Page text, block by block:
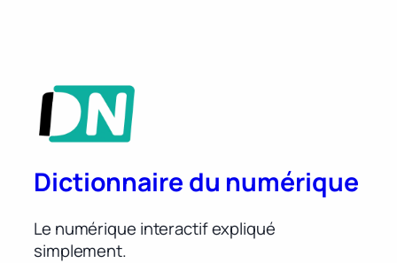
Dictionnaire du numérique
Le numérique interactif expliqué
simplement.